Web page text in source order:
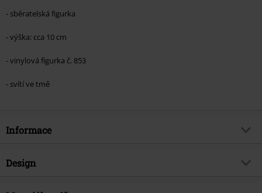
- sběratelská figurka
- výška: cca 10 cm
- vinylová figurka č. 853
- svítí ve tmě
Informace
Zboží č.
Design